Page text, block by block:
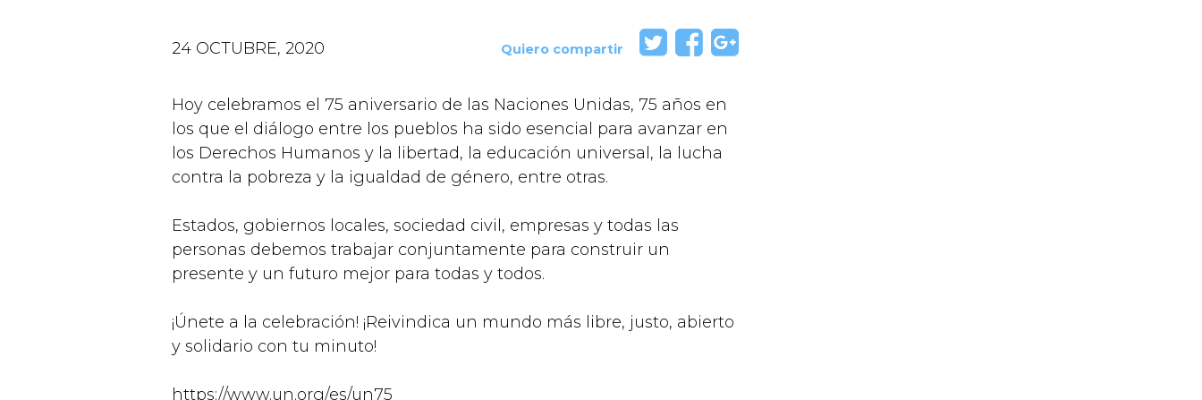
24 OCTUBRE, 2020 Quiero compartir
Hoy celebramos el 75 aniversario de las Naciones Unidas, 75 años en
los que el diálogo entre los pueblos ha sido esencial para avanzar en
los Derechos Humanos y la libertad, la educación universal, la lucha
contra la pobreza y la igualdad de género, entre otras.
Estados, gobiernos locales, sociedad civil, empresas y todas las
personas debemos trabajar conjuntamente para construir un
presente y un futuro mejor para todas y todos.
¡Únete a la celebración! ¡Reivindica un mundo más libre, justo, abierto
y solidario con tu minuto!
https://www.un.org/es/un75